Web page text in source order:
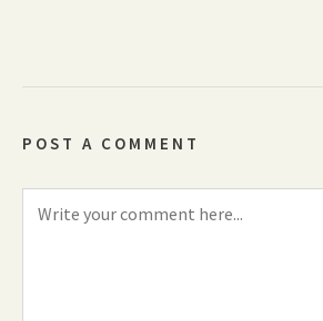
POST A COMMENT